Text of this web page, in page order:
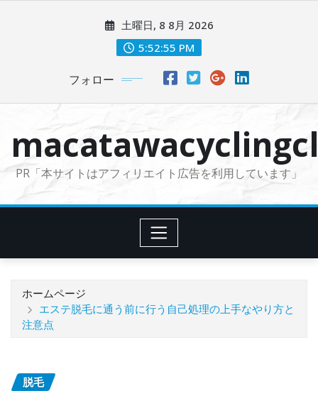
に
土曜日, 8 8月 2026
5:52:56 PM
フォロー
PR「本サイトはアフィリエイト広告を利用しています」
ホームページ
エステ脱毛に通う前に行う自己処理の上手なやり方と
注意点
脱毛